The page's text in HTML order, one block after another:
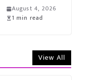
August 4, 2026
1 min read
View All